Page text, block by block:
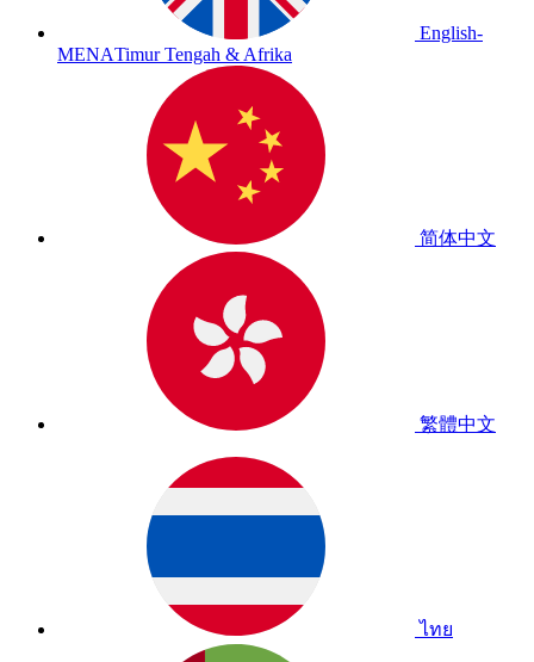
English-
MENATimur Tengah & Afrika
简体中文
繁體中文
ไทย